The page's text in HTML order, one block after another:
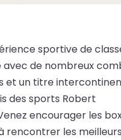
sportive de
de nombreux
et un titre
des sports Robert
encourager les
rencontrer les